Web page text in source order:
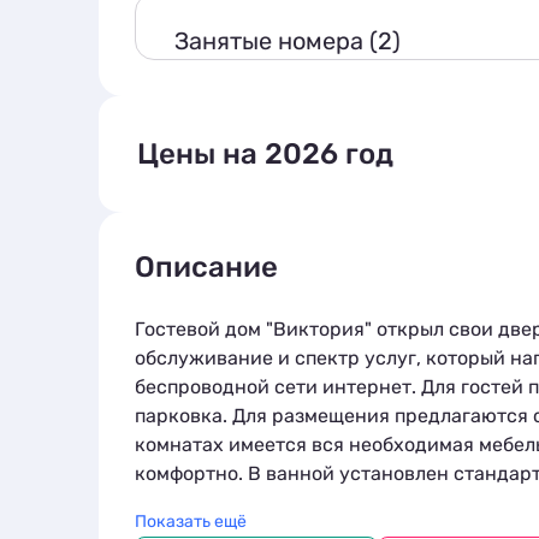
Занятые номера (2)
Цены на 2026 год
Двухместный (Стандартный двухместный
Сьюит (Люкс с балконом и кроватью
Описание
Гостевой дом "Виктория" открыл свои
обслуживание и спектр услуг, который
беспроводной сети интернет. Для гостей
парковка. Для размещения
комнатах имеется вся необходимая
комфортно. В ванной установлен
перекусить в ближайших местах
Показать ещё